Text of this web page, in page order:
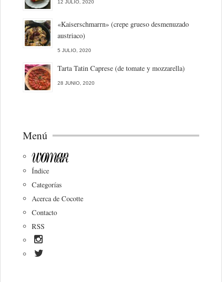
12 JULIO, 2020
«Kaiserschmarrn» (crepe grueso desmenuzado
austriaco)
5 JULIO, 2020
Tarta Tatin Caprese (de tomate y mozzarella)
28 JUNIO, 2020
Menú
Índice
Categorías
Acerca de Cocotte
Contacto
RSS